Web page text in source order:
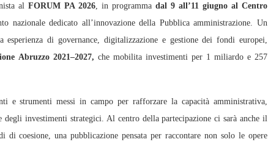
al FORUM PA 2026 , in programma dal 9 all’11 giugno al Centro
nazionale dedicato all’innovazione della Pubblica amministrazione. Un
di governance, digitalizzazione e gestione dei fondi europei,
Abruzzo 2021–2027, che mobilita investimenti per 1 miliardo e 257
e strumenti messi in campo per rafforzare la capacità amministrativa,
degli investimenti strategici. Al centro della partecipazione ci sarà anche il
coesione, una pubblicazione pensata per raccontare non solo le opere